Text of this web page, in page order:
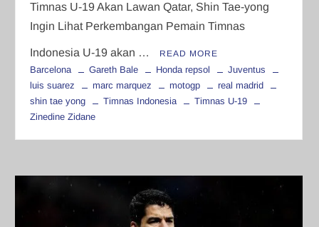
Timnas U-19 Akan Lawan Qatar, Shin Tae-yong
Ingin Lihat Perkembangan Pemain Timnas
Indonesia U-19 akan … READ MORE
Barcelona Gareth Bale Honda repsol
Juventus
luis suarez
marc marquez motogp
real madrid
shin tae yong
Timnas Indonesia
Timnas U-19
Zinedine Zidane